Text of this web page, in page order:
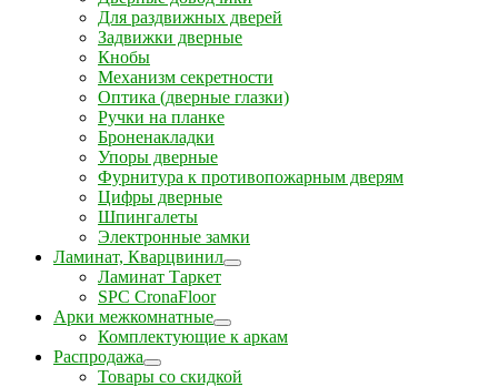
Для раздвижных дверей
Задвижки дверные
Кнобы
Механизм секретности
Оптика (дверные глазки)
Ручки на планке
Броненакладки
Упоры дверные
Фурнитура к противопожарным дверям
Цифры дверные
Шпингалеты
Электронные замки
Ламинат, Кварцвинил
Ламинат Таркет
SPC CronaFloor
Арки межкомнатные
Комплектующие к аркам
Распродажа
Товары со скидкой